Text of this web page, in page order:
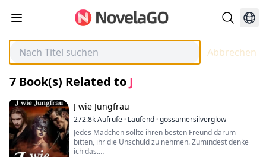
Abbrechen
7 Book(s) Related to J
J wie Jungfrau
272.8kAufrufe · Laufend ·gossamersilverglow
Jedes Mädchen sollte ihren besten Freund darum
bitten, ihr die Unschuld zu nehmen. Zumindest denke
ich das.